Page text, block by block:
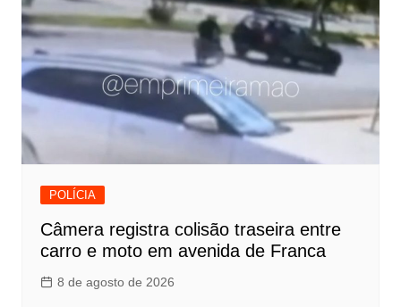
POLÍCIA
Câmera registra colisão traseira entre
carro e moto em avenida de Franca
8 de agosto de 2026